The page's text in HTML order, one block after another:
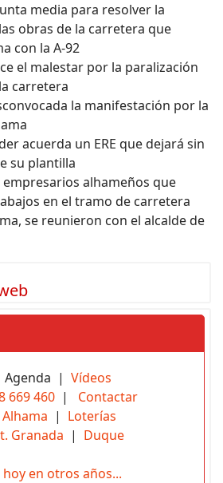
media para resolver la
obras de la carretera que
con la A-92
el malestar por la paralización
carretera
la manifestación por la
acuerda un ERE que dejará sin
su plantilla
empresarios alhameños que
en el tramo de carretera
se reunieron con el alcalde de
| Vídeos
669 460 | Contactar
| Loterías
Granada | Duque
en otros años...